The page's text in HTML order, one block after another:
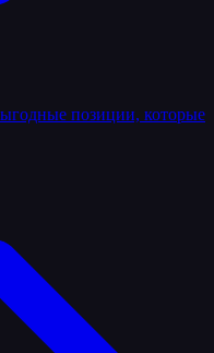
позиции, которые